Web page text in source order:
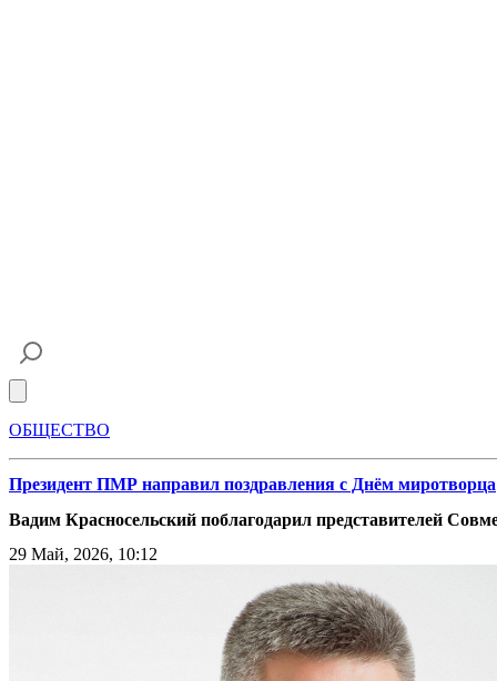
ОБЩЕСТВО
Президент ПМР направил поздравления с Днём миротворца
Вадим Красносельский поблагодарил представителей
29 Май, 2026, 10:12